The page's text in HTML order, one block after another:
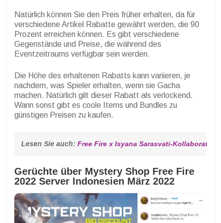
Natürlich können Sie den Preis früher erhalten, da für
verschiedene Artikel Rabatte gewährt werden, die 90
Prozent erreichen können. Es gibt verschiedene
Gegenstände und Preise, die während des
Eventzeitraums verfügbar sein werden.
Die Höhe des erhaltenen Rabatts kann variieren, je
nachdem, was Spieler erhalten, wenn sie Gacha
machen. Natürlich gilt dieser Rabatt als verlockend.
Wann sonst gibt es coole Items und Bundles zu
günstigen Preisen zu kaufen.
Lesen Sie auch: Free Fire x Isyana Sarasvati-
Gerüchte über Mystery Shop Free Fire
2022 Server Indonesien März 2022